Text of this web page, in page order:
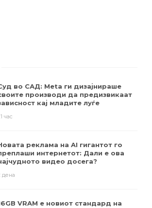
во САД: Meta ги дизајнираше
производи да предизвикаат
кај младите луѓе
час
реклама на AI гигантот го
интернетот: Дали е ова
видео досега?
дена
VRAM е новиот стандард на